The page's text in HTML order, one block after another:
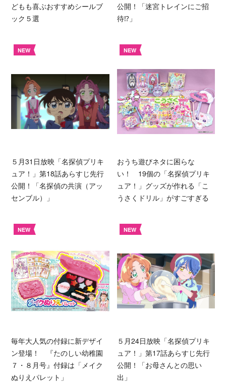
どもも喜ぶおすすめシールブ
ック５選
公開！「迷宮トレインにご招
待⁉︎」
NEW
５月31日放映「名探偵プリキ
ュア！」第18話あらすじ先行
公開！「名探偵の共演（アッ
センブル）」
NEW
おうち遊びネタに困らな
い！ 19個の「名探偵プリキ
ュア！」グッズが作れる「こ
うさくドリル」がすごすぎる
NEW
毎年大人気の付録に新デザイ
ン登場！ 『たのしい幼稚園
７・８月号』付録は「メイク
ぬりえパレット」
NEW
５月24日放映「名探偵プリキ
ュア！」第17話あらすじ先行
公開！「お母さんとの思い
出」